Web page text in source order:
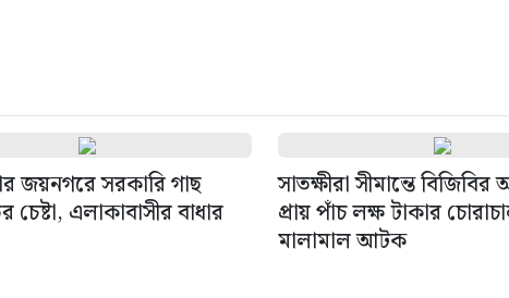
জয়নগরে সরকারি গাছ
এলাকাবাসীর বাধার
সাতক্ষীরা সীমান্তে বিজিবির
প্রায় পাঁচ লক্ষ টাকার
মালামাল আটক